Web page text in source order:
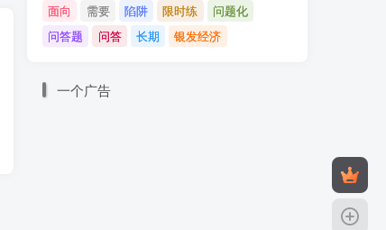
面向
需要 陷阱 限时练
问题化
问答题
问答 长期 银发经济
一个广告